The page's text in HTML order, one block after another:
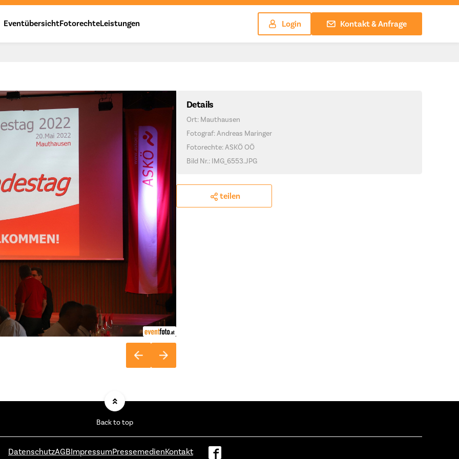
EventübersichtFotorechteLeistungen Login Kontakt & Anfrage
Details
Ort: Mauthausen
Fotograf: Andreas Maringer
Fotorechte: ASKÖ OÖ
Bild Nr.: IMG_6553.JPG
teilen
Back to top
DatenschutzAGBImpressumPressemedienKontakt